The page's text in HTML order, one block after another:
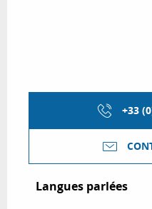
+33
Langues parlées
Langues parlées